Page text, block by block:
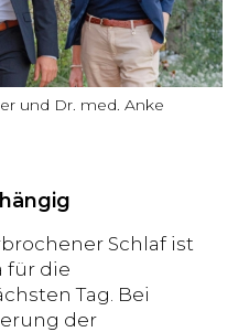
und Dr. med. Anke
Schlaf ist
für die
Tag. Bei
der